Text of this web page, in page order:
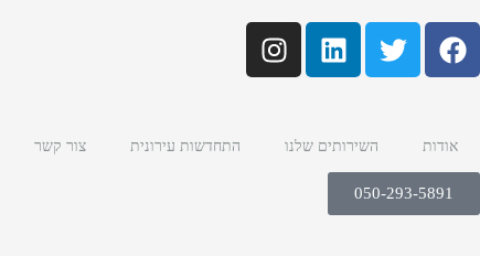
אודות השירותים שלנו התחדשות עירונית צור קשר
050-293-5891